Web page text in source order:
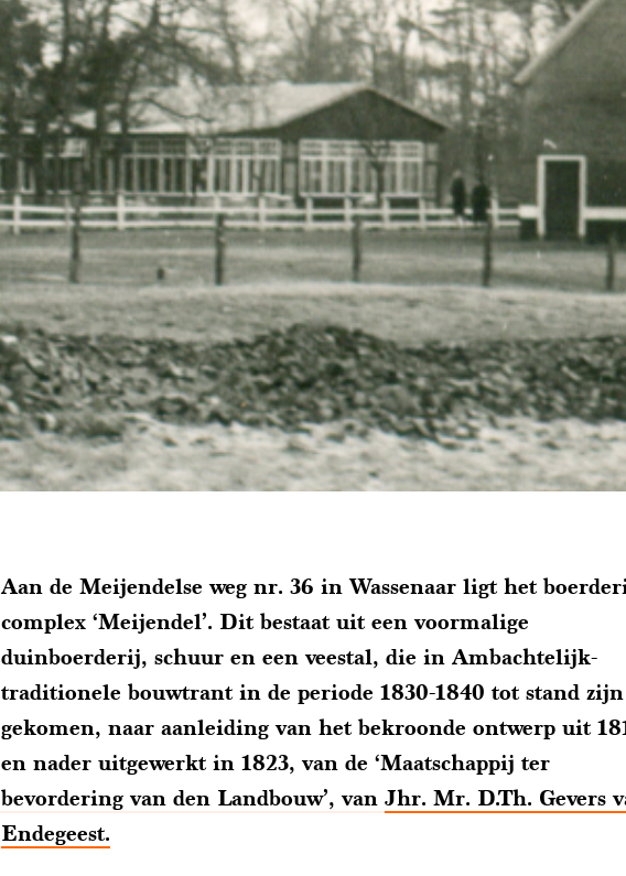
Aan de Meijendelse weg nr. 36 in Wassenaar ligt het
complex ‘Meijendel’. Dit bestaat uit een voormalige
duinboerderij, schuur en een veestal, die in Ambachtelijk-
traditionele bouwtrant in de periode 1830-1840 tot stand zijn
gekomen, naar aanleiding van het bekroonde ontwerp uit
en nader uitgewerkt in 1823, van de ‘Maatschappij ter
bevordering van den Landbouw’, van Jhr. Mr. D.Th. Gevers
Endegeest.